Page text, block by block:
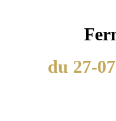
du 27-